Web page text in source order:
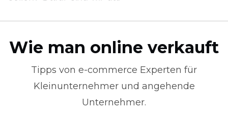
Wie man online verkauft
Tipps von e-commerce Experten für
Kleinunternehmer und angehende
Unternehmer.